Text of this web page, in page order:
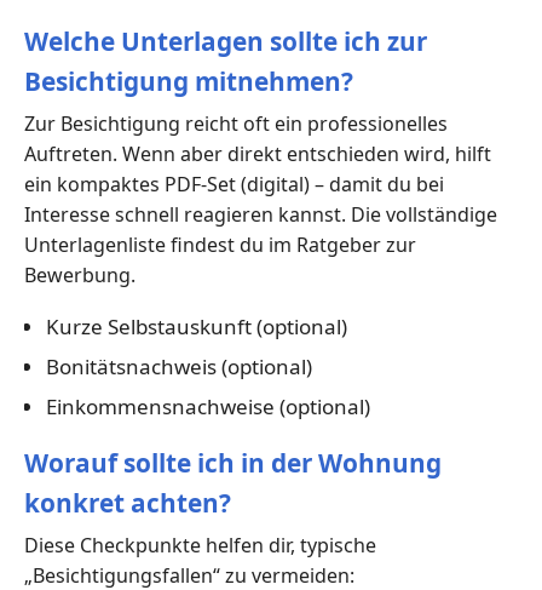
Welche Unterlagen sollte ich zur
Besichtigung mitnehmen?
Zur Besichtigung reicht oft ein professionelles
Auftreten. Wenn aber direkt entschieden wird, hilft
ein kompaktes PDF-Set (digital) – damit du bei
Interesse schnell reagieren kannst. Die vollständige
Unterlagenliste findest du im Ratgeber zur
Bewerbung.
Kurze Selbstauskunft (optional)
Bonitätsnachweis (optional)
Einkommensnachweise (optional)
Worauf sollte ich in der Wohnung
konkret achten?
Diese Checkpunkte helfen dir, typische
„Besichtigungsfallen“ zu vermeiden: